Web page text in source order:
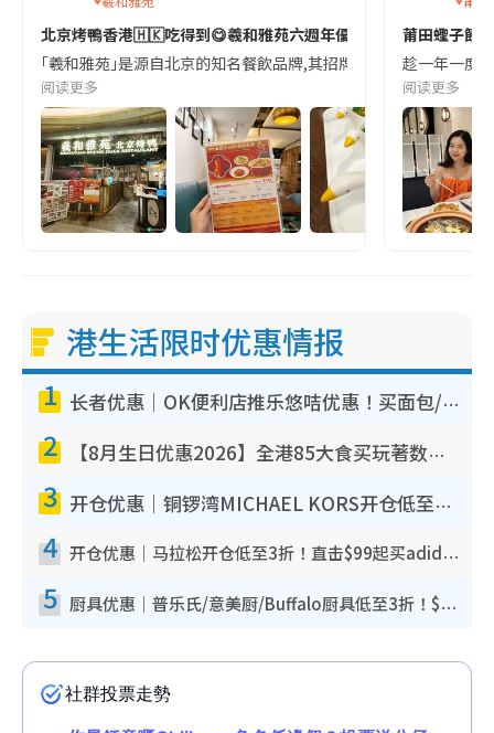
北京烤鴨香港🇭🇰吃得到😋羲和雅苑六週年優惠詳情
｢羲和雅苑｣是源自北京的知名餐飲品牌,其招牌｢羲和烤鴨｣以獨
阅读更多
莆田蟶子節
趁一年一度
阅读更多
港生活限时优惠情报
1 长者优惠｜OK便利店推乐悠咭优惠！买面包/牛奶/保健品拍卡即减
2 【8月生日优惠2026】全港85大食买玩著数攻略 自助餐/火锅放题同行免费＋诚品/DONKI送现金券
3 开仓优惠｜铜锣湾MICHAEL KORS开仓低至17折！直击$500起买手袋/钱包/鞋款 必买经典Jet Set系列
4 开仓优惠｜马拉松开仓低至3折！直击$99起买adidas／New Balance／Puma鞋款 STANLEY保温杯劈价至$119起
5 厨具优惠｜普乐氏/意美厨/Buffalo厨具低至3折！$89起买煎锅/炒锅/个人锅 同场小家电激减至$99起